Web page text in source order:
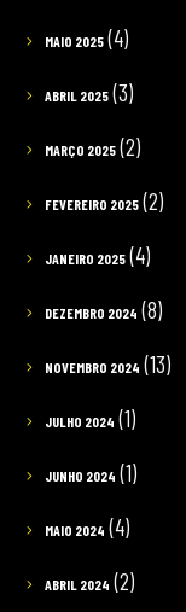
MAIO 2025(4)
ABRIL 2025(3)
MARÇO 2025(2)
FEVEREIRO 2025(2)
JANEIRO 2025(4)
DEZEMBRO 2024 (8)
NOVEMBRO 2024 (13)
JULHO 2024 (1)
JUNHO 2024 (1)
MAIO 2024 (4)
ABRIL 2024 (2)